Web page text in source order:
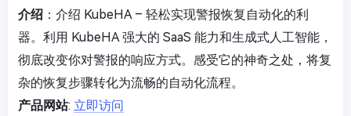
介绍 ：介绍 KubeHA – 轻松实现警报恢复自动化的利
器。利用 KubeHA 强大的 SaaS 能力和生成式人工智能，
彻底改变你对警报的响应方式。感受它的神奇之处，将复
杂的恢复步骤转化为流畅的自动化流程。
产品网站: 立即访问